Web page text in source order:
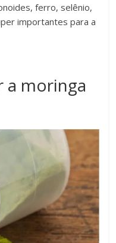
ferro, selênio,
importantes para a
a moringa